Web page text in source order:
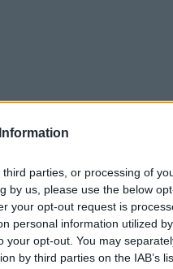
parties, or processing of
by us, please use the below
your opt-out request is
personal information utilized
your opt-out. You may
by third parties on the IAB’s